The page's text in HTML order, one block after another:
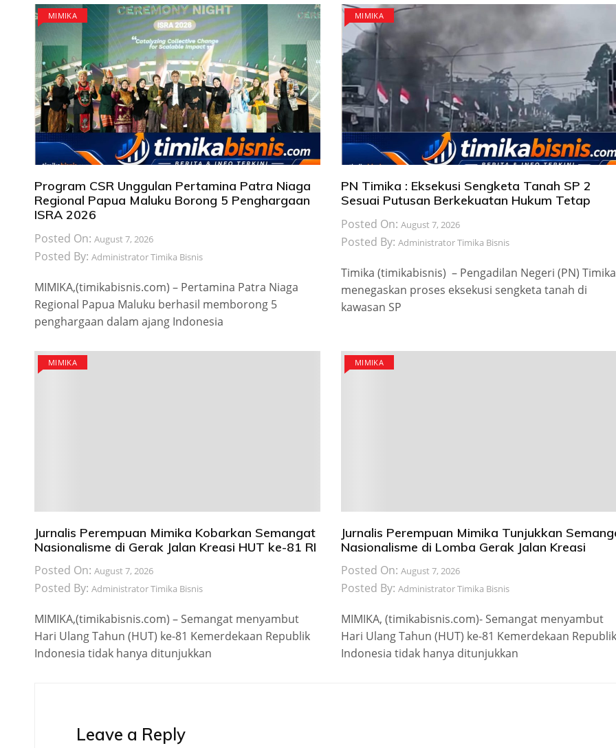
MIMIKA
Program CSR Unggulan Pertamina Patra Niaga
Regional Papua Maluku Borong 5 Penghargaan
ISRA 2026
Posted On: August 7, 2026
Posted By: Administrator Timika Bisnis
MIMIKA,(timikabisnis.com) – Pertamina Patra Niaga
Regional Papua Maluku berhasil memborong 5
penghargaan dalam ajang Indonesia
MIMIKA
PN Timika : Eksekusi Sengketa Tanah SP 2
Sesuai Putusan Berkekuatan Hukum Tetap
Posted On: August 7, 2026
Posted By: Administrator Timika Bisnis
Timika (timikabisnis) – Pengadilan Negeri (PN) Timika
menegaskan proses eksekusi sengketa tanah di
kawasan SP
MIMIKA
Jurnalis Perempuan Mimika Kobarkan Semangat
Nasionalisme di Gerak Jalan Kreasi HUT ke-81 RI
Posted On: August 7, 2026
Posted By: Administrator Timika Bisnis
MIMIKA,(timikabisnis.com) – Semangat menyambut
Hari Ulang Tahun (HUT) ke-81 Kemerdekaan Republik
Indonesia tidak hanya ditunjukkan
MIMIKA
Jurnalis Perempuan Mimika Tunjukkan
Nasionalisme di Lomba Gerak Jalan Kreasi
Posted On: August 7, 2026
Posted By: Administrator Timika Bisnis
MIMIKA, (timikabisnis.com)- Semangat menyambut
Hari Ulang Tahun (HUT) ke-81 Kemerdekaan Republik
Indonesia tidak hanya ditunjukkan
Leave a Reply